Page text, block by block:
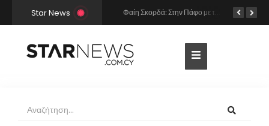
Star News Φαίη Σκορδά: Στην Πάφο με τον Αλέξανδρο Αθανασιάδη και τα παιδιά της – Το άλμπουμ των διακοπών τους (Φωτογραφίες & Βίντεο)